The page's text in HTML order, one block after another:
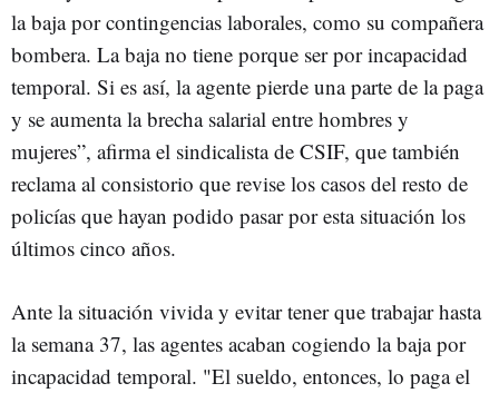
la baja por contingencias laborales, como su compañera
bombera. La baja no tiene porque ser por incapacidad
temporal. Si es así, la agente pierde una parte de la paga
y se aumenta la brecha salarial entre hombres y
mujeres”, afirma el sindicalista de CSIF, que también
reclama al consistorio que revise los casos del resto de
policías que hayan podido pasar por esta situación los
últimos cinco años.
Ante la situación vivida y evitar tener que trabajar hasta
la semana 37, las agentes acaban cogiendo la baja por
incapacidad temporal. "El sueldo, entonces, lo paga el